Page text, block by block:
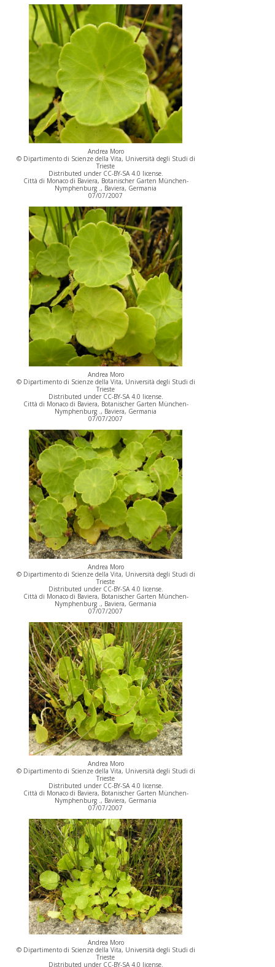
Andrea Moro
© Dipartimento di Scienze della Vita, Università degli Studi di
Trieste
Distributed under CC-BY-SA 4.0 license.
Città di Monaco di Baviera, Botanischer Garten München-
Nymphenburg ., Baviera, Germania
07/07/2007
Andrea Moro
© Dipartimento di Scienze della Vita, Università degli Studi di
Trieste
Distributed under CC-BY-SA 4.0 license.
Città di Monaco di Baviera, Botanischer Garten München-
Nymphenburg ., Baviera, Germania
07/07/2007
Andrea Moro
© Dipartimento di Scienze della Vita, Università degli Studi di
Trieste
Distributed under CC-BY-SA 4.0 license.
Città di Monaco di Baviera, Botanischer Garten München-
Nymphenburg ., Baviera, Germania
07/07/2007
Andrea Moro
© Dipartimento di Scienze della Vita, Università degli Studi di
Trieste
Distributed under CC-BY-SA 4.0 license.
Città di Monaco di Baviera, Botanischer Garten München-
Nymphenburg ., Baviera, Germania
07/07/2007
Andrea Moro
© Dipartimento di Scienze della Vita, Università degli Studi di
Trieste
Distributed under CC-BY-SA 4.0 license.